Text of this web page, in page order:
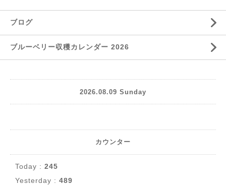
ブログ
ブルーベリー収穫カレンダー 2026
2026.08.09 Sunday
カウンター
Today : 245
Yesterday : 489